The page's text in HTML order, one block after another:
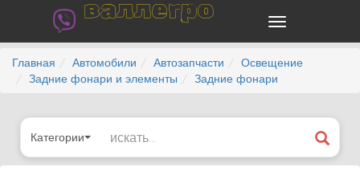
валлегро
Главная Автомобили Автозапчасти
Освещение
Задние фонари и элементы
Задние фонари
Категории